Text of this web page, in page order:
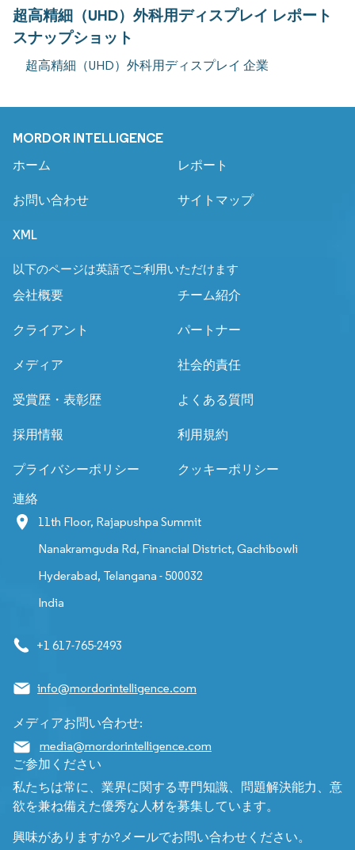
超高精細（UHD）外科用ディスプレイ レポート
スナップショット
超高精細（UHD）外科用ディスプレイ 企業
MORDOR INTELLIGENCE
ホーム レポート
お問い合わせ サイトマップ
XML
以下のページは英語でご利用いただけます
会社概要
チーム紹介
クライアント パートナー
メディア 社会的責任
受賞歴・表彰歴 よくある質問
採用情報 利用規約
プライバシーポリシー クッキーポリシー
連絡
11th Floor, Rajapushpa Summit
Nanakramguda Rd, Financial District, Gachibowli
Hyderabad, Telangana - 500032
India
+1 617-765-2493
info@mordorintelligence.com
メディアお問い合わせ:
media@mordorintelligence.com
ご参加ください
私たちは常に、業界に関する専門知識、問題解決能力、意
欲を兼ね備えた優秀な人材を募集しています。
興味がありますか?メールでお問い合わせください。